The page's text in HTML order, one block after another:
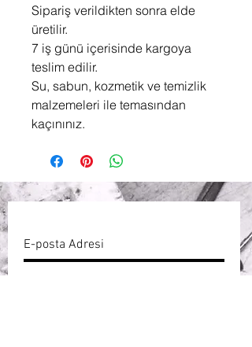
Sipariş verildikten sonra elde
üretilir.
7 iş günü içerisinde kargoya
teslim edilir.
Su, sabun, kozmetik ve temizlik
malzemeleri ile temasından
kaçınınız.